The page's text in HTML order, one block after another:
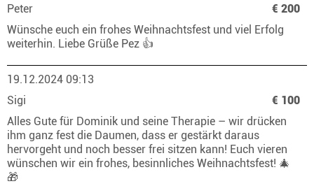
Peter
€ 200
Wünsche euch ein frohes Weihnachtsfest und viel Erfolg
weiterhin. Liebe Grüße Pez 👍
19.12.2024 09:13
Sigi
€ 100
Alles Gute für Dominik und seine Therapie – wir drücken
ihm ganz fest die Daumen, dass er gestärkt daraus
hervorgeht und noch besser frei sitzen kann! Euch vieren
wünschen wir ein frohes, besinnliches Weihnachtsfest! 🎄
🎁